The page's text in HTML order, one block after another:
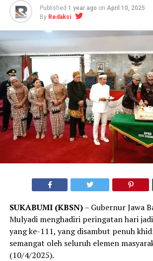
Published 1 year ago on April 10, 2025
By Redaksi
SUKABUMI (KBSN)– Gubernur Jawa
Mulyadi menghadiri peringatan hari
yang ke-111, yang disambut penuh
semangat oleh seluruh elemen
(10/4/2025).